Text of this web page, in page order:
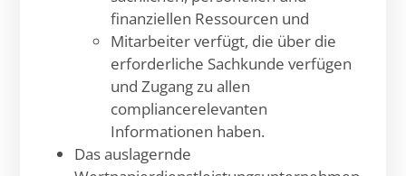
finanziellen Ressourcen und
Mitarbeiter verfügt, die über die
erforderliche Sachkunde verfügen
und Zugang zu allen
compliancerelevanten
Informationen haben.
Das auslagernde